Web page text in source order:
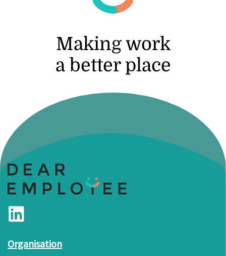
WORKPLACE INSIGHTS
nachgefragt - und über 26.000 Antworten
Making work
a better place
Organisation